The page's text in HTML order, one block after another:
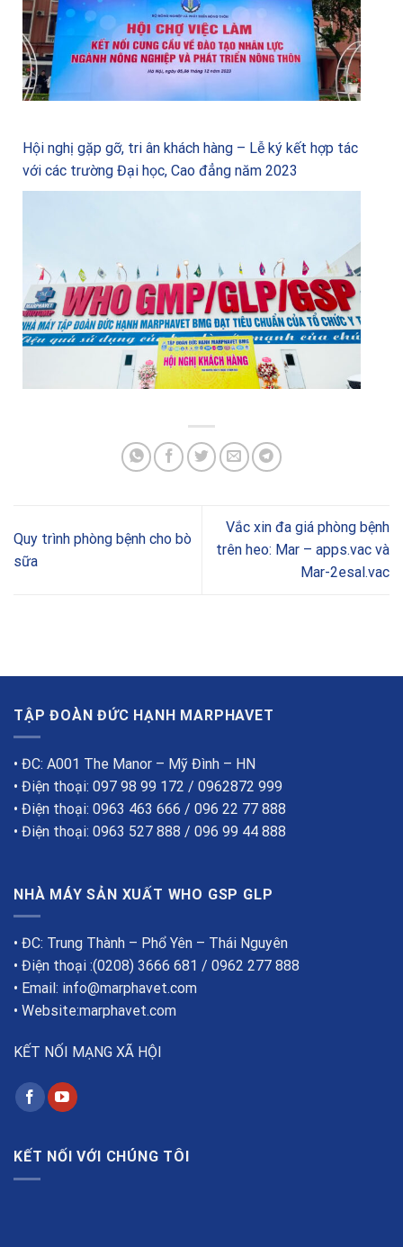
Hội nghị gặp gỡ, tri ân khách hàng – Lễ ký kết hợp tác
với các trường Đại học, Cao đẳng năm 2023
Quy trình phòng bệnh cho bò
sữa
Vắc xin đa giá phòng bệnh
trên heo: Mar – apps.vac và
Mar-2esal.vac
TẬP ĐOÀN ĐỨC HẠNH MARPHAVET
• ĐC: A001 The Manor – Mỹ Đình – HN
• Điện thoại: 097 98 99 172 / 0962872 999
• Điện thoại: 0963 463 666 / 096 22 77 888
• Điện thoại: 0963 527 888 / 096 99 44 888
NHÀ MÁY SẢN XUẤT WHO GSP GLP
• ĐC: Trung Thành – Phổ Yên – Thái Nguyên
• Điện thoại :(0208) 3666 681 / 0962 277 888
• Email: info@marphavet.com
• Website:marphavet.com
KẾT NỐI MẠNG XÃ HỘI
KẾT NỐI VỚI CHÚNG TÔI